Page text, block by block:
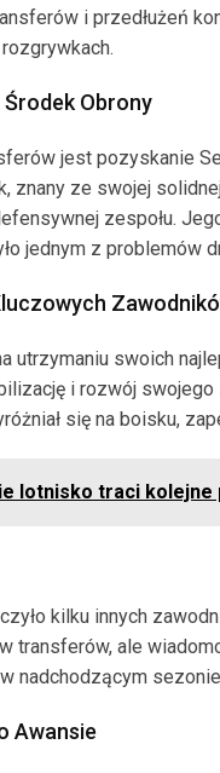
i przedłużeń
Obrony
jest pozyskanie
znany ze swojej
zespołu.
jednym z problemów
utrzymaniu swoich
i rozwój swojego
się na boisku,
lotnisko traci kolejne
kilku innych
transferów, ale
nadchodzącym
Awansie